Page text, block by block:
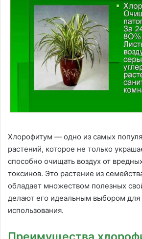
Хлорофитум — одно из самых
растений, которое не только
способно очищать воздух от
токсинов. Это растение из
обладает множеством полезных
делают его идеальным выбором
использования.